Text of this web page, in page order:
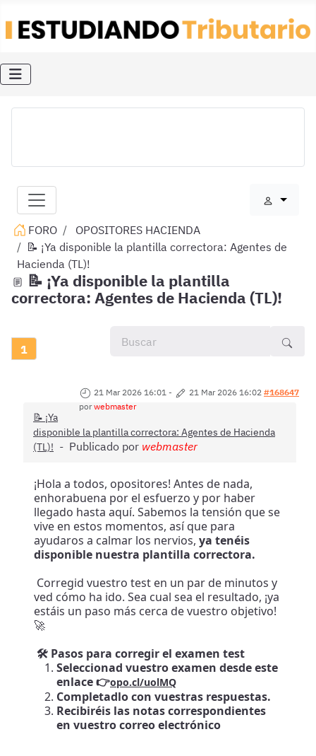
FORO
OPOSITORES HACIENDA
📝 ¡Ya disponible la plantilla correctora: Agentes de
Hacienda (TL)!
📝 ¡Ya disponible la plantilla
correctora: Agentes de Hacienda (TL)!
1
21 Mar 2026 16:01 - 21 Mar 2026 16:02 #168647
porwebmaster
📝 ¡Ya
disponible la plantilla correctora: Agentes de Hacienda
(TL)!
Publicado por webmaster
¡Hola a todos, opositores! Antes de nada,
enhorabuena por el esfuerzo y por haber
llegado hasta aquí. Sabemos la tensión que se
vive en estos momentos, así que para
ayudaros a calmar los nervios, ya tenéis
disponible nuestra plantilla correctora.
Corregid vuestro test en un par de minutos y
ved cómo ha ido. Sea cual sea el resultado, ¡ya
estáis un paso más cerca de vuestro objetivo!
🚀
🛠️ Pasos para corregir el examen test
Seleccionad vuestro examen desde este
enlace 👉​opo.cl/uolMQ
Completadlo con vuestras respuestas.
Recibiréis las notas correspondientes
en vuestro correo electrónico